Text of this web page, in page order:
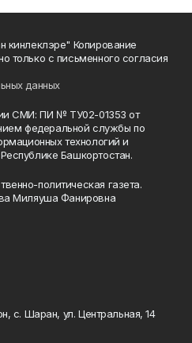
Копирование
только с письменного согласия
данных
СМИ: ПИ № ТУ02-01353 от
федеральной службы по
технологий и
Башкортостан.
политическая газета.
Миляуша Фанировна
с. Шаран, ул. Центральная, 14